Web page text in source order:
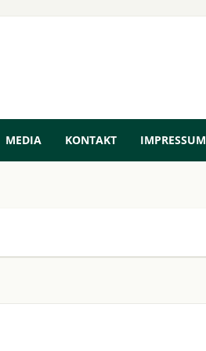
MEDIA KONTAKT IMPRESSUM